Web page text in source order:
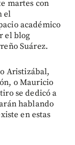
martes con
el
académico
el blog
Suárez.
Aristizábal,
o Mauricio
se dedicó a
hablando
en estas